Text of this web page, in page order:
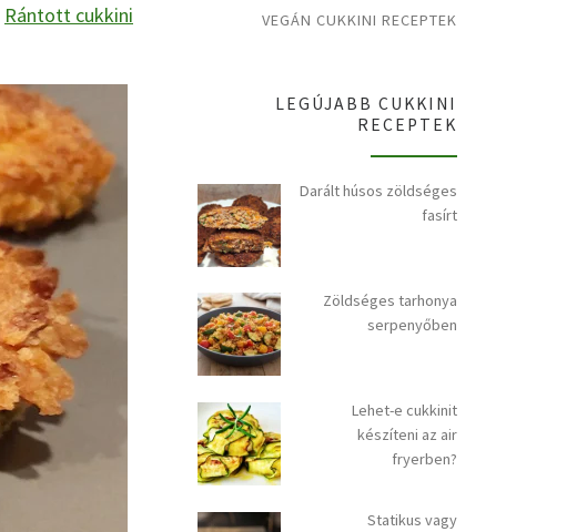
Rántott cukkini
VEGÁN CUKKINI RECEPTEK
LEGÚJABB CUKKINI
RECEPTEK
Darált húsos zöldséges
fasírt
Zöldséges tarhonya
serpenyőben
Lehet-e cukkinit
készíteni az air
fryerben?
Statikus vagy